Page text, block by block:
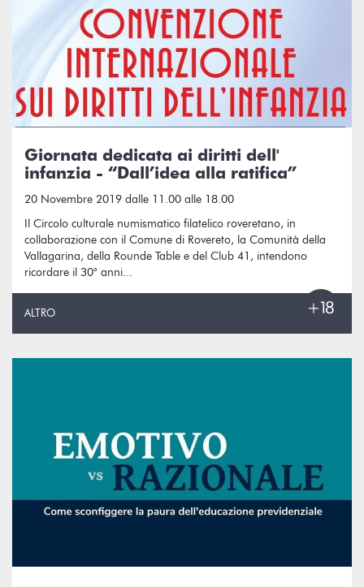
Giornata dedicata ai diritti dell'
infanzia - “Dall’idea alla ratifica”
20 Novembre 2019 dalle 11.00 alle 18.00
Il Circolo culturale numismatico filatelico roveretano, in
collaborazione con il Comune di Rovereto, la Comunità della
Vallagarina, della Rounde Table e del Club 41, intendono
ricordare il 30° anni...
ALTRO